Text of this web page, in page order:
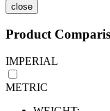
close
Product
IMPERIAL
METRIC